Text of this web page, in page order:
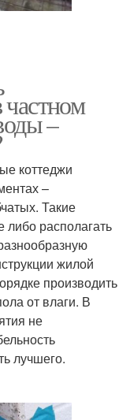
–
коттеджи
–
Такие
располагать
жилой
производить
от влаги. В
не
лучшего.